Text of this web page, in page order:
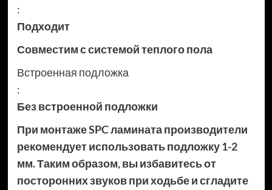
:
Подходит
Совместим с системой теплого пола
Встроенная подложка
:
Без встроенной подложки
При монтаже SPC ламината производители
рекомендует использовать подложку 1-2
мм. Таким образом, вы избавитесь от
посторонних звуков при ходьбе и сгладите